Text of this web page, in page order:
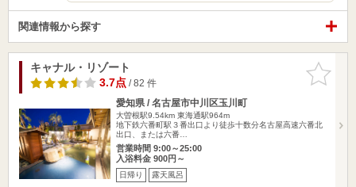
関連情報から探す
お気に入
りに追加
キャナル・リゾート
3.7点/ 82 件
愛知県 / 名古屋市中川区玉川町
大曽根駅9.54km 東海通駅964m
地下鉄六番町駅３番出口より徒歩十数分名古屋高速六番北
出口、または六番…
営業時間 9:00～25:00
入浴料金 900円～
日帰り 露天風呂